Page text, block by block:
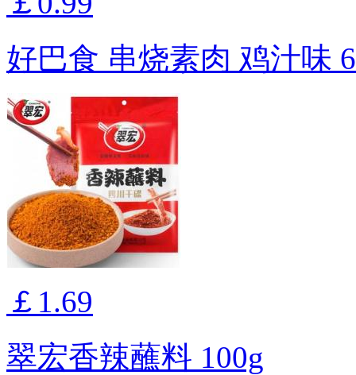
好巴食 串烧素肉 鸡汁味
￡1.69
翠宏香辣蘸料 100g